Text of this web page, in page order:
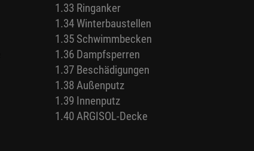
1.33 Ringanker
1.34 Winterbaustellen
1.35 Schwimmbecken
1.36 Dampfsperren
1.37 Beschädigungen
1.38 Außenputz
1.39 Innenputz
1.40 ARGISOL-Decke